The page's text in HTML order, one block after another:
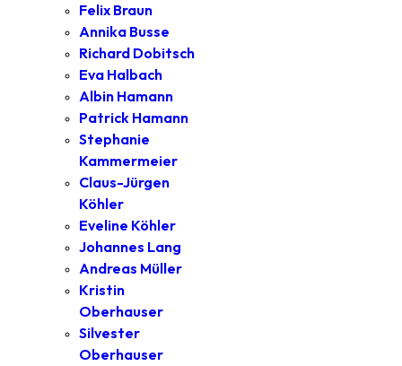
Felix Braun
Annika Busse
Richard Dobitsch
Eva Halbach
Albin Hamann
Patrick Hamann
Stephanie
Kammermeier
Claus-Jürgen
Köhler
Eveline Köhler
Johannes Lang
Andreas Müller
Kristin
Oberhauser
Silvester
Oberhauser